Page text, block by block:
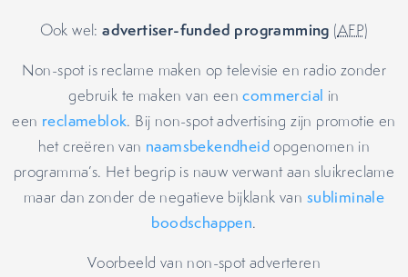
Ook wel:advertiser-funded programming (AFP)
Non-spot is reclame maken op televisie en radio zonder
gebruik te maken van eencommercial in
een reclameblok. Bij non-spot advertising zijn promotie en
het creëren van naamsbekendheidopgenomen in
programma’s. Het begrip is nauw verwant aan sluikreclame
maar dan zonder de negatieve bijklank van subliminale
boodschappen.
Voorbeeld van non-spot adverteren